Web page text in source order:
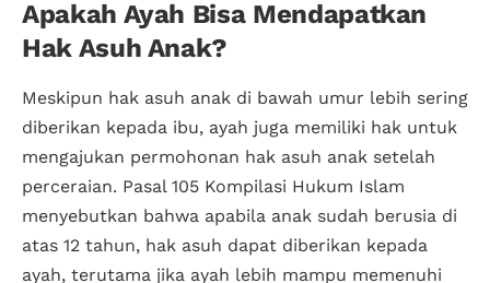
Apakah Ayah Bisa Mendapatkan
Hak Asuh Anak?
Meskipun hak asuh anak di bawah umur lebih sering
diberikan kepada ibu, ayah juga memiliki hak untuk
mengajukan permohonan hak asuh anak setelah
perceraian. Pasal 105 Kompilasi Hukum Islam
menyebutkan bahwa apabila anak sudah berusia di
atas 12 tahun, hak asuh dapat diberikan kepada
ayah, terutama jika ayah lebih mampu memenuhi